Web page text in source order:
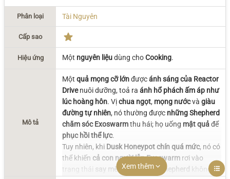
Phân loại Tài Nguyên
Cấp sao
Hiệu ứng Một nguyên liệudùng choCooking.
Mô tả
Một quả mọng cỡ lớnđượcánh sáng của Reactor
Drivenuôi dưỡng, toả ra ánh hổ phách ấm áp như
lúc hoàng hôn. Vịchua ngọt, mọng nướcvà giàu
đường tự nhiên, nó thường được những Shepherd
chăm sóc Exoswarmthu hái; họ uống mật quảđể
phục hồi thể lực.
Tuy nhiên, khi Dusk Honeypotchín quá mức, nó có
thể khiến cả con người lẫn Exoswarm rơi vào
trạng thái say mê. Mỗi khi một Shepherd không
Xem thêm